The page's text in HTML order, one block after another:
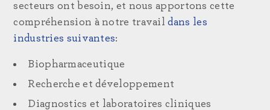
secteurs ont besoin, et nous apportons cette
compréhension à notre travail dans les
industries suivantes:
Biopharmaceutique
Recherche et développement
Diagnostics et laboratoires cliniques